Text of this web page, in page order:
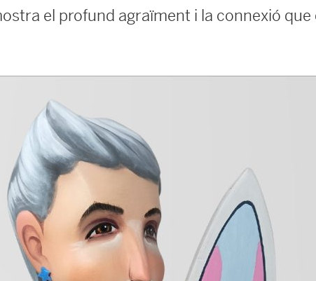
el profund agraïment i la connexió que